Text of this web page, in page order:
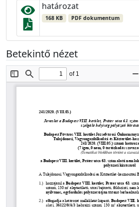
határozat
168 KB PDF dokumentum
Betekintő nézet